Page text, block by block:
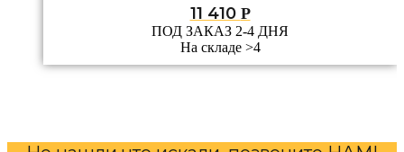
11 410 Р
ПОД ЗАКАЗ 2-4 ДНЯ
На складе >4